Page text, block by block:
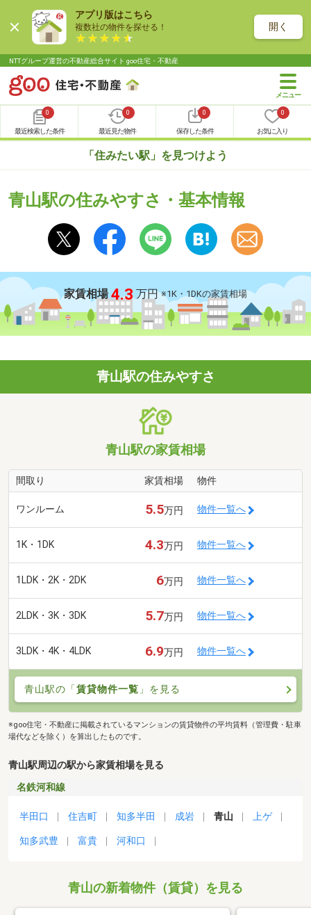
アプリ版はこちら
複数社の物件を探せる！ 開く
NTTグループ運営の不動産総合サイト goo住宅・不動産
0
最近検索した条件
0
最近見た物件
0
保存した条件
0
お気に入り
「住みたい駅」を見つけよう
青山駅の住みやすさ・基本情報
家賃相場 4.3 万円 ※1K・1DKの家賃相場
青山駅の住みやすさ
青山駅の家賃相場
間取り 家賃相場 物件
ワンルーム 5.5万円 物件一覧へ
1K・1DK 4.3万円 物件一覧へ
1LDK・2K・2DK 6万円 物件一覧へ
2LDK・3K・3DK 5.7万円 物件一覧へ
3LDK・4K・4LDK 6.9万円 物件一覧へ
青山駅の「賃貸物件一覧 」を見る
※goo住宅・不動産に掲載されているマンションの賃貸物件の平均賃料（管理費・駐車
場代などを除く）を算出したものです。
青山駅周辺の駅から家賃相場を見る
名鉄河和線
半田口 住吉町 知多半田 成岩 青山 上ゲ
知多武豊 富貴 河和口
青山の新着物件（賃貸）を見る